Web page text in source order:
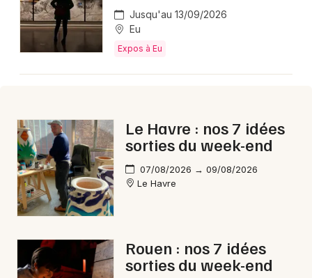
Jusqu'au 13/09/2026
Eu
Expos à Eu
Le Havre : nos 7 idées
sorties du week-end
07/08/2026 → 09/08/2026
Le Havre
Rouen : nos 7 idées
sorties du week-end